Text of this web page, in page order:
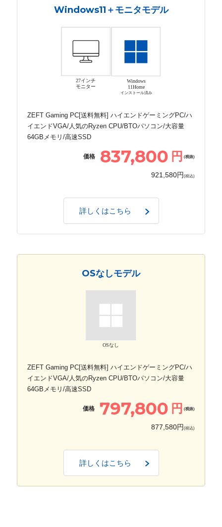
Windows11＋モニタモデル
27インチ
モニター
Windows
11Home
インストール済み
ZEFT Gaming PC[送料無料] ハイエンドゲーミングPC/ハ
イエンドVGA/人気のRyzen CPU/BTOパソコン/大容量
64GBメモリ/高速SSD
価格 837,800 円 (税抜)
921,580円 (税込)
詳しくはこちら
OSなしモデル
OSなし
ZEFT Gaming PC[送料無料] ハイエンドゲーミングPC/ハ
イエンドVGA/人気のRyzen CPU/BTOパソコン/大容量
64GBメモリ/高速SSD
価格 797,800 円 (税抜)
877,580円 (税込)
詳しくはこちら